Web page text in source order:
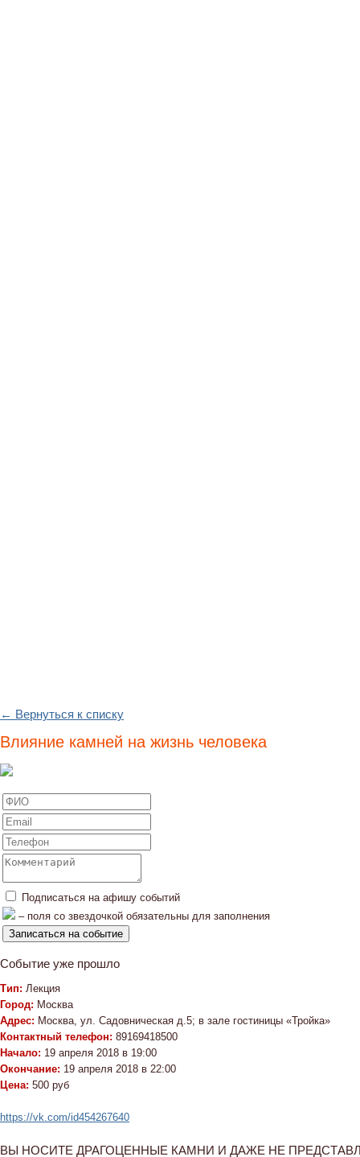
← Вернуться к списку
Влияние камней на жизнь человека
Подписаться на афишу событий
– поля со звездочкой обязательны для заполнения
Событие уже прошло
Тип: Лекция
Город: Москва
Адрес: Москва, ул. Садовническая д.5; в зале гостиницы «Тройка»
Контактный телефон: 89169418500
Начало: 19 апреля 2018 в 19:00
Окончание: 19 апреля 2018 в 22:00
Цена: 500 руб
https://vk.com/id454267640
ВЫ НОСИТЕ ДРАГОЦЕННЫЕ КАМНИ И ДАЖЕ НЕ